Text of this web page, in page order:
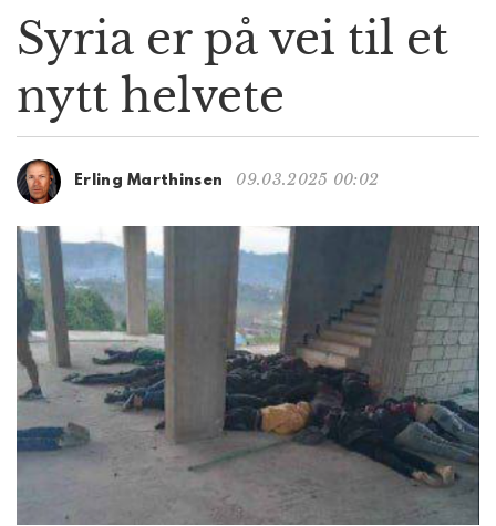
a
i
n
Syria er på vei til et
nytt helvete
Erling Marthinsen 09.03.2025 00:02